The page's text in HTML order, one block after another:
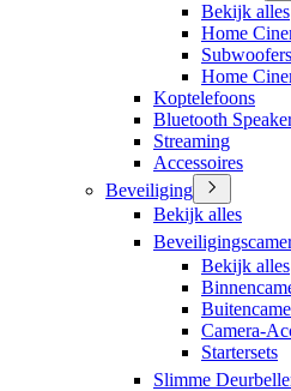
Bekijk alles
Home
Subwoofers
Home
Koptelefoons
Bluetooth
Streaming
Accessoires
Beveiliging
Bekijk alles
Bekijk alles
Camera-
Startersets
Slimme